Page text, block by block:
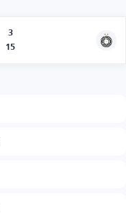
3
15